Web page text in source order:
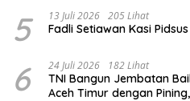
5 13 Juli 2026 205 Lihat
Fadli Setiawan Kasi
6 24 Juli 2026 182 Lihat
TNI Bangun Jembatan
Aceh Timur dengan